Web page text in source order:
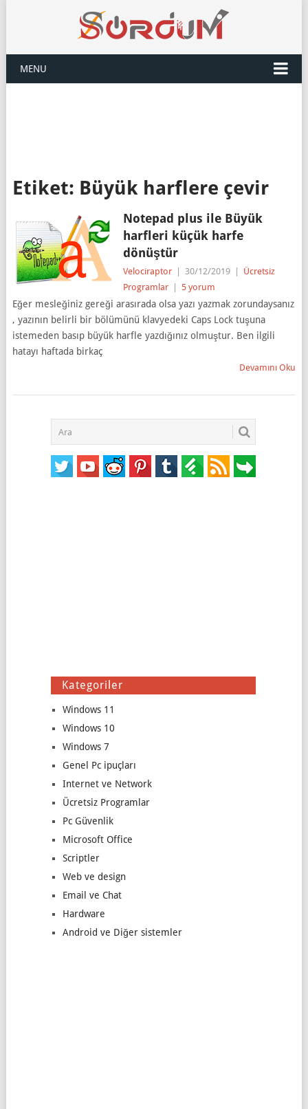
MENU
Etiket: Büyük harflere çevir
Notepad plus ile Büyük
harfleri küçük harfe
dönüştür
Velociraptor 30/12/2019
Ücretsiz
Programlar
5 yorum
Eğer mesleğiniz gereği arasırada olsa yazı yazmak zorundaysanız
, yazının belirli bir bölümünü klavyedeki Caps Lock tuşuna
istemeden basıp büyük harfle yazdığınız olmuştur. Ben ilgili
hatayı haftada birkaç
Devamını Oku
Kategoriler
Windows 11
Windows 10
Windows 7
Genel Pc ipuçları
Internet ve Network
Ücretsiz Programlar
Pc Güvenlik
Microsoft Office
Scriptler
Web ve design
Email ve Chat
Hardware
Android ve Diğer sistemler